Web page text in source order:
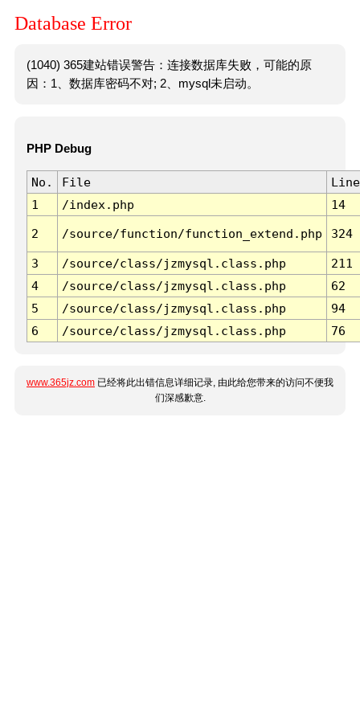
Database Error
(1040) 365建站错误警告：连接数据库失败，可能的原
因：1、数据库密码不对; 2、mysql未启动。
PHP Debug
No. File
Line
1
/index.php 14
2 /source/function/function_extend.php 324
3 /source/class/jzmysql.class.php
211
4
/source/class/jzmysql.class.php
62
5
/source/class/jzmysql.class.php
94
6
/source/class/jzmysql.class.php 76
www.365jz.com 已经将此出错信息详细记录, 由此给您带来的访问不便我
们深感歉意.